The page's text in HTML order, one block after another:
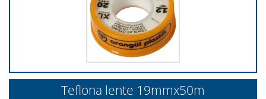
Teflona lente 19mmx50m